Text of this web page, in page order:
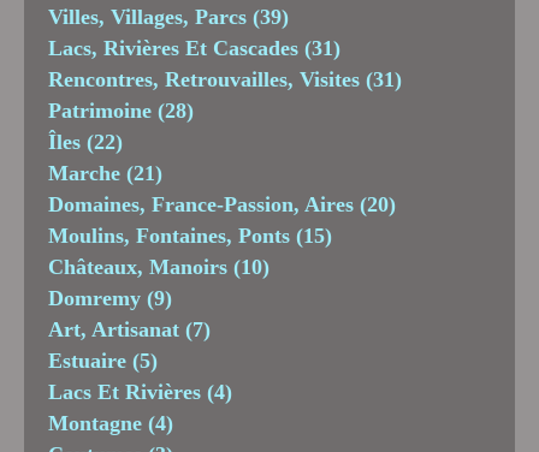
Villes, Villages, Parcs (39)
Lacs, Rivières Et Cascades (31)
Rencontres, Retrouvailles, Visites (31)
Patrimoine (28)
Îles (22)
Marche (21)
Domaines, France-Passion, Aires (20)
Moulins, Fontaines, Ponts (15)
Châteaux, Manoirs (10)
Domremy (9)
Art, Artisanat (7)
Estuaire (5)
Lacs Et Rivières (4)
Montagne (4)